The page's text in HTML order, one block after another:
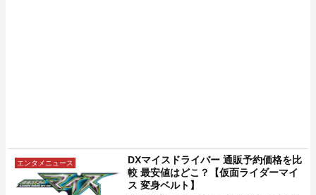
エンタメニュース
DXマイスドライバー 通販予約価格を比
較 最安値はどこ？【仮面ライダーマイ
ス 変身ベルト】